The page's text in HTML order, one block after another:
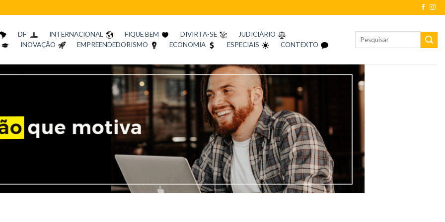
DF INTERNACIONAL FIQUE BEM DIVIRTA-SE
JUDICIÁRIO
INOVAÇÃO EMPREENDEDORISMO ECONOMIA ESPECIAIS CONTEXTO